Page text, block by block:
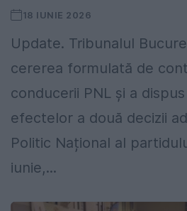
18 IUNIE 2026
Update. Tribunalul
cererea formulată de
conducerii PNL și a
efectelor a două decizii
Politic Național al
iunie,...